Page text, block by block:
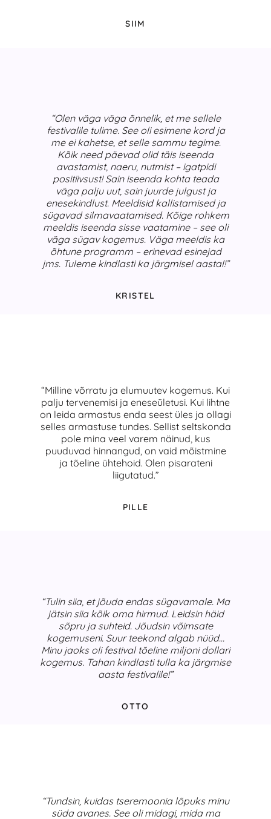
SIIM
“Olen väga väga õnnelik, et me sellele
festivalile tulime. See oli esimene kord ja
me ei kahetse, et selle sammu tegime.
Kõik need päevad olid täis iseenda
avastamist, naeru, nutmist – igatpidi
positiivsust! Sain iseenda kohta teada
väga palju uut, sain juurde julgust ja
enesekindlust. Meeldisid kallistamised ja
sügavad silmavaatamised. Kõige rohkem
meeldis iseenda sisse vaatamine – see oli
väga sügav kogemus. Väga meeldis ka
õhtune programm – erinevad esinejad
jms. Tuleme kindlasti ka järgmisel aastal!”
KRISTEL
“Milline võrratu ja elumuutev kogemus. Kui
palju tervenemisi ja eneseületusi. Kui lihtne
on leida armastus enda seest üles ja ollagi
selles armastuse tundes. Sellist seltskonda
pole mina veel varem näinud, kus
puuduvad hinnangud, on vaid mõistmine
ja tõeline ühtehoid. Olen pisarateni
liigutatud.”
PILLE
“Tulin siia, et jõuda endas sügavamale. Ma
jätsin siia kõik oma hirmud. Leidsin häid
sõpru ja suhteid. Jõudsin võimsate
kogemuseni. Suur teekond algab nüüd…
Minu jaoks oli festival tõeline miljoni dollari
kogemus. Tahan kindlasti tulla ka järgmise
aasta festivalile!”
OTTO
“Tundsin, kuidas tseremoonia lõpuks minu
süda avanes. See oli midagi, mida ma